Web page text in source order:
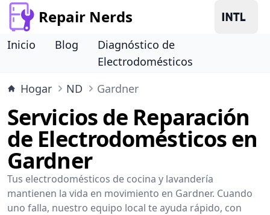
Repair Nerds
Inicio Blog
Diagnóstico de
Electrodomésticos
Hogar
ND Gardner
Servicios de Reparación
de Electrodomésticos en
Gardner
Tus electrodomésticos de cocina y lavandería
mantienen la vida en movimiento en Gardner. Cuando
uno falla, nuestro equipo local te ayuda rápido, con